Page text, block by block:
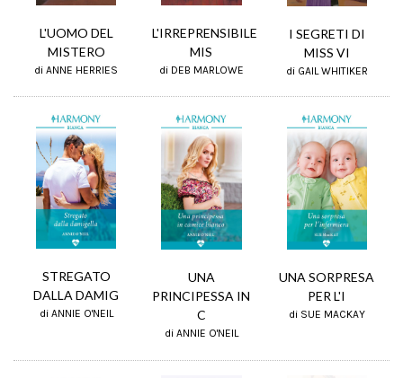
L'UOMO DEL
MISTERO
di ANNE HERRIES
L'IRREPRENSIBILE
MIS
di DEB MARLOWE
I SEGRETI DI
MISS VI
di GAIL WHITIKER
STREGATO
DALLA DAMIG
di ANNIE O'NEIL
UNA
PRINCIPESSA IN
C
di ANNIE O'NEIL
UNA SORPRESA
PER L'I
di SUE MACKAY